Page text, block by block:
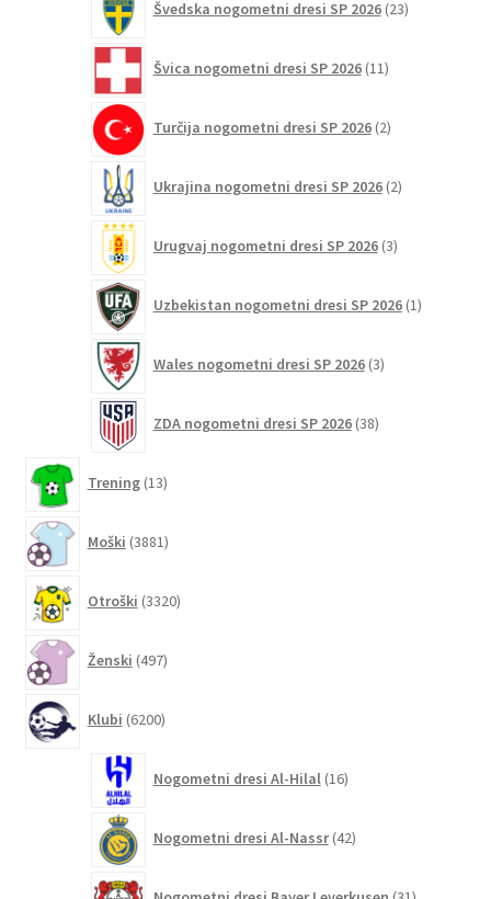
Švedska nogometni dresi SP 2026 23izdelkov
Švica nogometni dresi SP 2026 11izdelkov
Turčija nogometni dresi SP 2026 2izdelka
Ukrajina nogometni dresi SP 2026 2izdelka
Urugvaj nogometni dresi SP 2026 3izdelki
Uzbekistan nogometni dresi SP 2026 1izdelek
Wales nogometni dresi SP 2026 3izdelki
ZDA nogometni dresi SP 2026 38izdelkov
Trening 13izdelkov
Moški 3881izdelkov
Otroški 3320izdelkov
Ženski 497izdelkov
Klubi 6200izdelkov
Nogometni dresi Al-Hilal 16izdelkov
Nogometni dresi Al-Nassr 42izdelkov